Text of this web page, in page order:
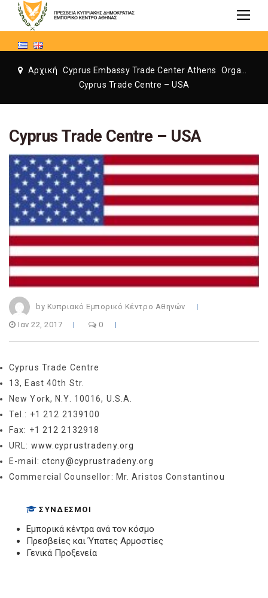
Αρχική Cyprus Embassy Trade Center Athens
Organization
Cyprus Trade Centre – USA
Cyprus Trade Centre – USA
by Κυπριακό Εμπορικό Κέντρο Αθηνών
Ιαν 22, 2017 0
Cyprus Trade Centre
13, East 40th Str.
New York, N.Y. 10016, U.S.A.
Tel.: +1 212 2139100
Fax: +1 212 2132918
URL: www.cyprustradeny.org
E-mail: ctcny@cyprustradeny.org
Commercial Counsellor: Mr. Aristos Constantinou
ΣΎΝΔΕΣΜΟΙ
Εμπορικά κέντρα ανά τον κόσμο
Πρεσβείες και Ύπατες Αρμοστίες
Γενικά Προξενεία